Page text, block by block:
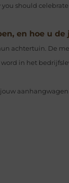
you should
en hoe u
achtertuin. De
in het